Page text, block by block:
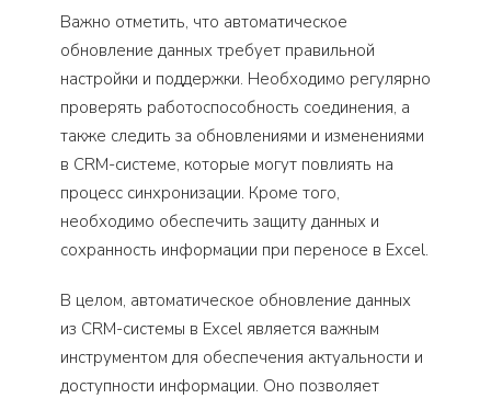
Важно отметить, что автоматическое
обновление данных требует правильной
настройки и поддержки. Необходимо регулярно
проверять работоспособность соединения, а
также следить за обновлениями и изменениями
в CRM-системе, которые могут повлиять на
процесс синхронизации. Кроме того,
необходимо обеспечить защиту данных и
сохранность информации при переносе в Excel.
В целом, автоматическое обновление данных
из CRM-системы в Excel является важным
инструментом для обеспечения актуальности и
доступности информации. Оно позволяет